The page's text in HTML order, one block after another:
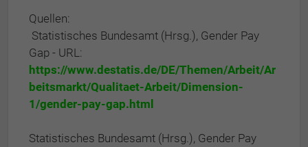
Quellen:
Statistisches Bundesamt (Hrsg.), Gender Pay
Gap - URL:
https://www.destatis.de/DE/Themen/Arbeit/Ar
beitsmarkt/Qualitaet-Arbeit/Dimension-
1/gender-pay-gap.html
Statistisches Bundesamt (Hrsg.), Gender Pay